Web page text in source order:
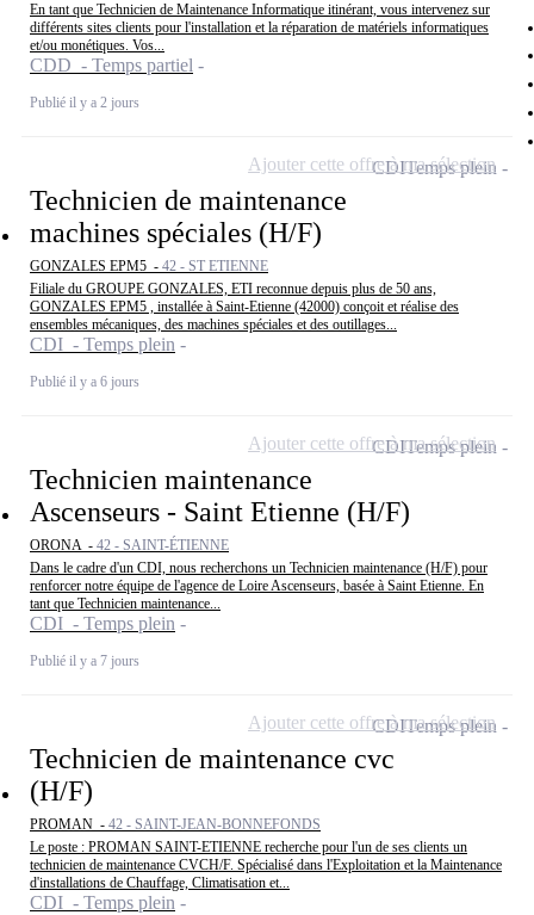
En tant que Technicien de Maintenance Informatique itinérant, vous intervenez sur
différents sites clients pour l'installation et la réparation de matériels informatiques
et/ou monétiques. Vos...
CDD - Temps partiel
Publié il y a 2 jours
Technicien de maintenance
machines spéciales (H/F)
GONZALES EPM5 - 42 - ST ETIENNE
Filiale du GROUPE GONZALES, ETI reconnue depuis plus de 50 ans,
GONZALES EPM5 , installée à Saint-Etienne (42000) conçoit et réalise des
ensembles mécaniques, des machines spéciales et des outillages...
CDI - Temps plein
Publié il y a 6 jours
CDITemps plein
Ajouter cette offre à ma sélection
Technicien maintenance
Ascenseurs - Saint Etienne (H/F)
ORONA - 42 - SAINT-ÉTIENNE
Dans le cadre d'un CDI, nous recherchons un Technicien maintenance (H/F) pour
renforcer notre équipe de l'agence de Loire Ascenseurs, basée à Saint Etienne. En
tant que Technicien maintenance...
CDI - Temps plein
Publié il y a 7 jours
CDITemps plein
Ajouter cette offre à ma sélection
Technicien de maintenance cvc
(H/F)
PROMAN - 42 - SAINT-JEAN-BONNEFONDS
Le poste : PROMAN SAINT-ETIENNE recherche pour l'un de ses clients un
technicien de maintenance CVCH/F. Spécialisé dans l'Exploitation et la Maintenance
d'installations de Chauffage, Climatisation et...
CDI - Temps plein
CDITemps plein
Ajouter cette offre à ma sélection